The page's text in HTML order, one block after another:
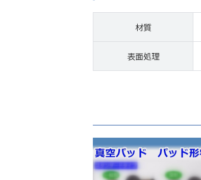
材質
表面処理